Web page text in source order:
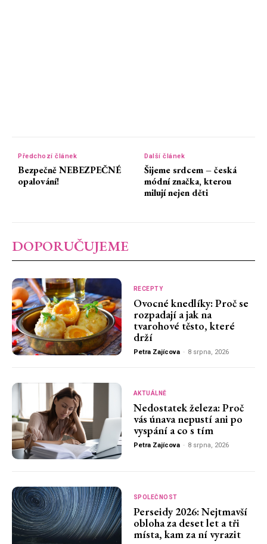
Předchozí článek
Bezpečně NEBEZPEČNÉ
opalování!
Další článek
Šijeme srdcem – česká
módní značka, kterou
milují nejen děti
DOPORUČUJEME
RECEPTY
Ovocné knedlíky: Proč se
rozpadají a jak na
tvarohové těsto, které
drží
Petra Zajícova - 8 srpna, 2026
AKTUÁLNĚ
Nedostatek železa: Proč
vás únava nepustí ani po
vyspání a co s tím
Petra Zajícova - 8 srpna, 2026
SPOLEČNOST
Perseidy 2026: Nejtmavší
obloha za deset let a tři
místa, kam za ní vyrazit